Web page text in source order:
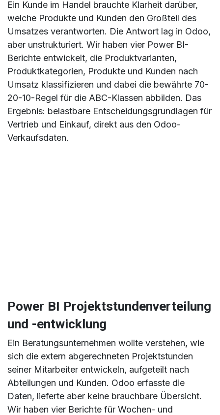
Ein Kunde im Handel brauchte Klarheit darüber,
welche Produkte und Kunden den Großteil des
Umsatzes verantworten. Die Antwort lag in Odoo,
aber unstrukturiert. Wir haben vier Power BI-
Berichte entwickelt, die Produktvarianten,
Produktkategorien, Produkte und Kunden nach
Umsatz klassifizieren und dabei die bewährte 70-
20-10-Regel für die ABC-Klassen abbilden. Das
Ergebnis: belastbare Entscheidungsgrundlagen für
Vertrieb und Einkauf, direkt aus den Odoo-
Verkaufsdaten.
Power BI Projektstundenverteilung
und -entwicklung
Ein Beratungsunternehmen wollte verstehen, wie
sich die extern abgerechneten Projektstunden
seiner Mitarbeiter entwickeln, aufgeteilt nach
Abteilungen und Kunden. Odoo erfasste die
Daten, lieferte aber keine brauchbare Übersicht.
Wir haben vier Berichte für Wochen- und